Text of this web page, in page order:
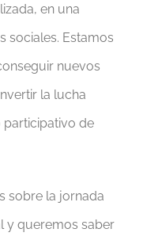
en una
sociales. Estamos
nuevos
la lucha
participativo de
sobre la jornada
y queremos saber